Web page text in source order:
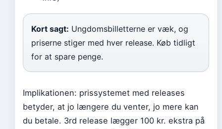
Kort sagt: Ungdomsbilletterne er væk, og
priserne stiger med hver release. Køb tidligt
for at spare penge.
Implikationen: prissystemet med releases
betyder, at jo længere du venter, jo mere kan
du betale. 3rd release lægger 100 kr. ekstra på